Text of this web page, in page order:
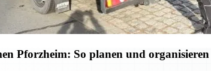
Pforzheim: So planen und